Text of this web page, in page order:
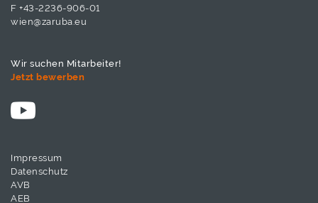
F +43-2236-906-01
wien@zaruba.eu
Wir suchen Mitarbeiter!
Jetzt bewerben
Impressum
Datenschutz
AVB
AEB